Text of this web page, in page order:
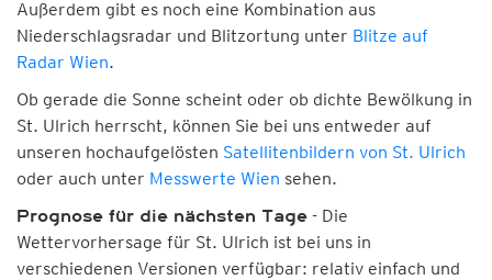
Außerdem gibt es noch eine Kombination aus
Niederschlagsradar und Blitzortung unter Blitze auf
Radar Wien.
Ob gerade die Sonne scheint oder ob dichte Bewölkung in
St. Ulrich herrscht, können Sie bei uns entweder auf
unseren hochaufgelösten Satellitenbildern von St. Ulrich
oder auch unter Messwerte Wien sehen.
Prognose für die nächsten Tage - Die
Wettervorhersage für St. Ulrich ist bei uns in
verschiedenen Versionen verfügbar: relativ einfach und